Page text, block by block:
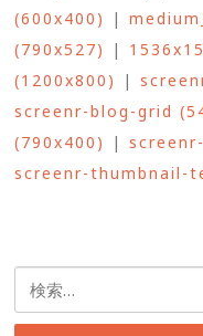
(600x400)
|
(790x527)
|
(1200x800)
|
screenr-blog-grid
(790x400)
|
screenr-thumbnail-
索: